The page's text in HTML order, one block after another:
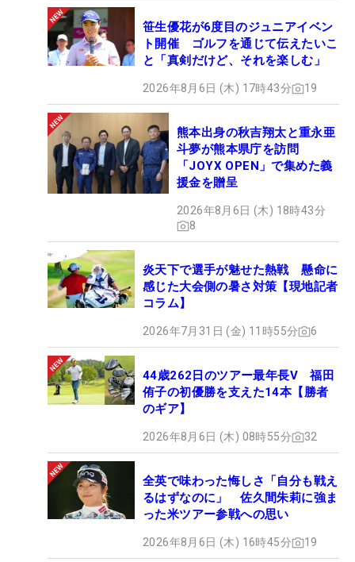
笹生優花が6度目のジュニアイベン
ト開催 ゴルフを通じて伝えたいこ
と「真剣だけど、それを楽しむ」
2026年8月6日 (木) 17時43分 19
熊本出身の秋吉翔太と重永亜
斗夢が熊本県庁を訪問
「JOYX OPEN」で集めた義
援金を贈呈
2026年8月6日 (木) 18時43分
8
炎天下で選手が魅せた熱戦 懸命に
感じた大会側の暑さ対策【現地記者
コラム】
2026年7月31日 (金) 11時55分 6
44歳262日のツアー最年長V 福田
侑子の初優勝を支えた14本【勝者
のギア】
2026年8月6日 (木) 08時55分 32
全英で味わった悔しさ「自分も戦え
るはずなのに」 佐久間朱莉に強ま
った米ツアー参戦への思い
2026年8月6日 (木) 16時45分 19